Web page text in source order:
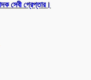
সেবী গ্রেপ্তার।